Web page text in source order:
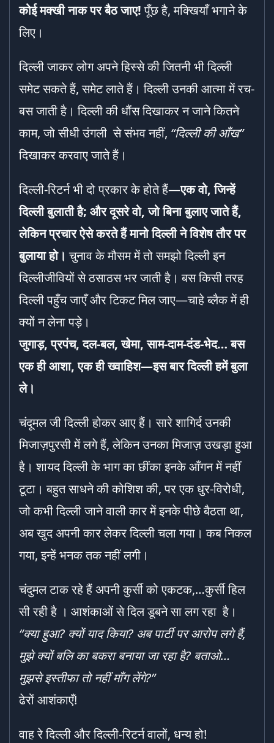
कोई मक्खी नाक पर बैठ जाए!पूँछ है, मक्खियाँ भगाने के
लिए।
दिल्ली जाकर लोग अपने हिस्से की जितनी भी दिल्ली
समेट सकते हैं, समेट लाते हैं। दिल्ली उनकी आत्मा में रच-
बस जाती है। दिल्ली की धौंस दिखाकर न जाने कितने
काम, जो सीधी उंगली से संभव नहीं, “दिल्ली की आँख”
दिखाकर करवाए जाते हैं।
दिल्ली-रिटर्न भी दो प्रकार के होते हैं—एक वो,जिन्हें
दिल्ली बुलाती है; और दूसरे वो,जो बिना बुलाए जाते हैं,
लेकिन प्रचार ऐसे करते हैं मानो दिल्ली ने विशेष तौर पर
बुलाया हो। चुनाव के मौसम में तो समझो दिल्ली इन
दिल्लीजीवियों से ठसाठस भर जाती है। बस किसी तरह
दिल्ली पहुँच जाएँ और टिकट मिल जाए—चाहे ब्लैक में ही
क्यों न लेना पड़े।
जुगाड़,प्रपंच,दल-बल,खेमा,साम-दाम-दंड-भेद… बस
एक ही आशा,एक ही ख्वाहिश—इस बार दिल्ली हमें बुला
ले।
चंदूमल जी दिल्ली होकर आए हैं। सारे शागिर्द उनकी
मिजाज़पुरसी में लगे हैं, लेकिन उनका मिजाज़ उखड़ा हुआ
है। शायद दिल्ली के भाग का छींका इनके आँगन में नहीं
टूटा। बहुत साधने की कोशिश की, पर एक धुर-विरोधी,
जो कभी दिल्ली जाने वाली कार में इनके पीछे बैठता था,
अब खुद अपनी कार लेकर दिल्ली चला गया। कब निकल
गया, इन्हें भनक तक नहीं लगी।
चंदुमल टाक रहे हैं अपनी कुर्सी को एकटक,…कुर्सी हिल
सी रही है । आशंकाओं से दिल डूबने सा लग रहा है।
“क्या हुआ? क्यों याद किया? अब पार्टी पर आरोप लगे हैं,
मुझे क्यों बलि का बकरा बनाया जा रहा है? बताओ…
मुझसे इस्तीफा तो नहीं माँग लेंगे?”
ढेरों आशंकाएँ!
वाह रे दिल्ली और दिल्ली-रिटर्न वालों, धन्य हो!